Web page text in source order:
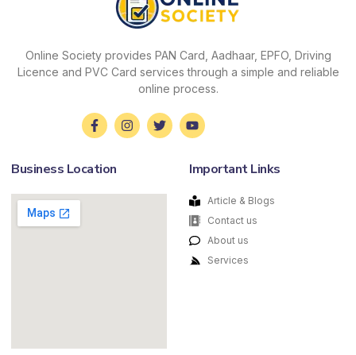
Online Society provides PAN Card, Aadhaar, EPFO, Driving
Licence and PVC Card services through a simple and reliable
online process.
Business Location Important Links
Article & Blogs
Contact us
About us
Services